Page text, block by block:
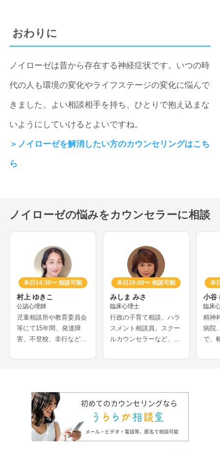
おわりに
ノイローゼは昔から存在する神経症状です。いつの時
代の人も環境の変化やライフステージの変化に悩んで
きました。よい相談相手を持ち、ひとりで抱え込まな
いようにしていけるとよいですね。
＞ノイローゼを解消したい方のカウンセリングはこち
ら
ノイローゼの悩みをカウンセラーに相談
本日14:30〜 相談可能
村上 ゆきこ
公認心理師
児童相談所や教育委員会
等にて15年間、発達障
害、不登校、非行などの
たカウンセラーさんで
問題解決の経験をお持ち
で、夫婦問題、DV、HS
本日20:00〜 相談可能
みしま みさ
臨床心理士
行政の子育て相談、ハラ
スメント相談員、スクー
ルカウンセラーなど、長
れてきたカウンセラーさ
問題、発達障害の悩みな
どを得意とされています
本
小谷
臨床
精神
病院
で、
ーさ